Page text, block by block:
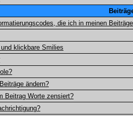
die ich in meinen
klickbare Smilies
ändern?
Beitrag Worte zensiert?